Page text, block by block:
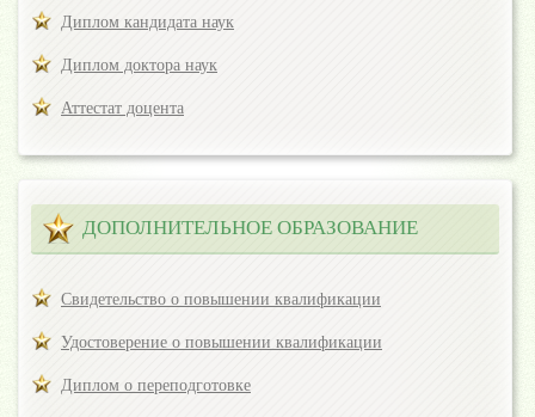
Диплом кандидата наук
Диплом доктора наук
Аттестат доцента
ДОПОЛНИТЕЛЬНОЕ ОБРАЗОВАНИЕ
Свидетельство о повышении квалификации
Удостоверение о повышении квалификации
Диплом о переподготовке